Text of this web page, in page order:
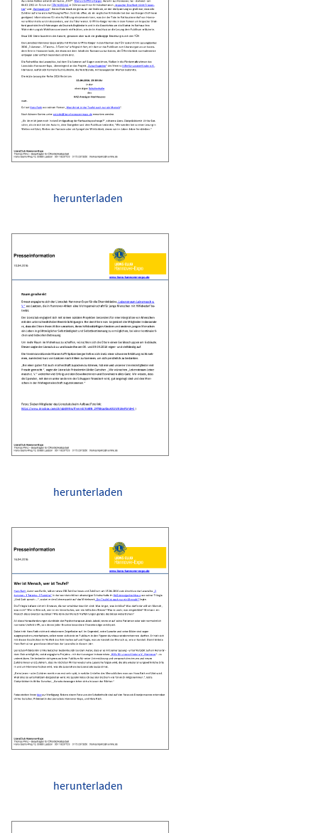
herunterladen
herunterladen
herunterladen